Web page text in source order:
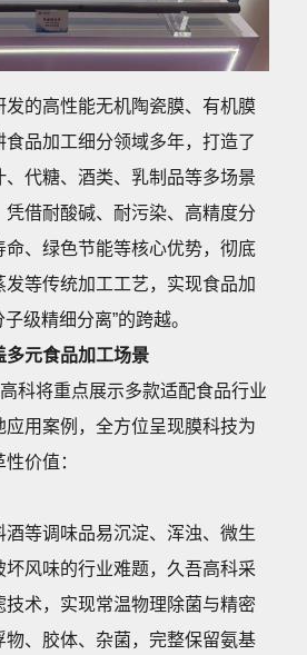
的高性能无机陶瓷膜、有机膜
品加工细分领域多年，打造了
代糖、酒类、乳制品等多场景
凭借耐酸碱、耐污染、高精度分
命、绿色节能等核心优势，彻底
等传统加工工艺，实现食品加
级精细分离”的跨越。
多元食品加工场景
科将重点展示多款适配食品行业
应用案例，全方位呈现膜科技为
价值：
等调味品易沉淀、浑浊、微生
风味的行业难题，久吾高科采
技术，实现常温物理除菌与精密
物、胶体、杂菌，完整保留氨基